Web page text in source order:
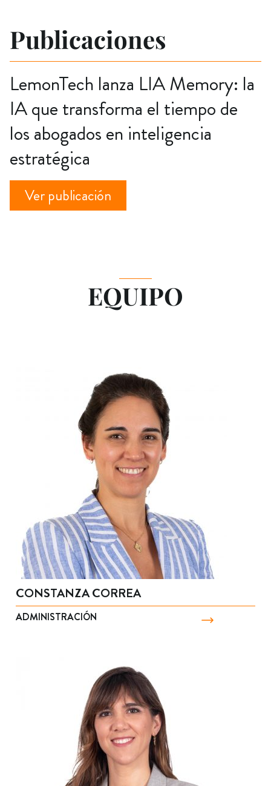
Publicaciones
LemonTech lanza LIA Memory: la
IA que transforma el tiempo de
los abogados en inteligencia
estratégica
Ver publicación
EQUIPO
CONSTANZA CORREA
ADMINISTRACIÓN